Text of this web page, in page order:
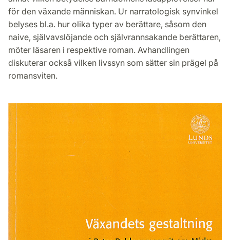
för den växande människan. Ur narratologisk synvinkel
belyses bl.a. hur olika typer av berättare, såsom den
naive, självavslöjande och självrannsakande berättaren,
möter läsaren i respektive roman. Avhandlingen
diskuterar också vilken livssyn som sätter sin prägel på
romansviten.